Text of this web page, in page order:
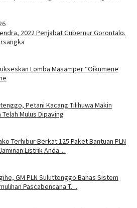
2022 Penjabat Gubernur Gorontalo.
Lomba Masamper “Oikumene
Petani Kacang Tilihuwa Makin
Mulus Dipaving
Terhibur Berkat 125 Paket Bantuan PLN
Listrik Anda…
GM PLN Suluttenggo Bahas Sistem
Pascabencana T…